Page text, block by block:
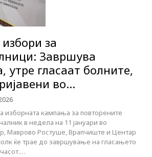
за
Завршува
утре гласаат болните,
во…
изборната кампања за повторените
в недела на 11 јануари во
Маврово Ростуше, Врапчиште и Центар
ќе трае до завршување на гласањето